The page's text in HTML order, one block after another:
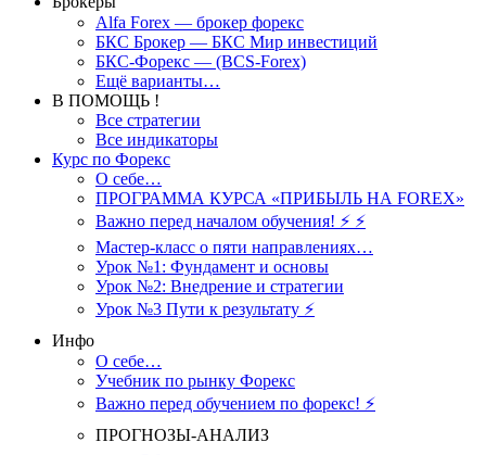
Alfa Forex — брокер форекс
БКС Брокер — БКС Мир инвестиций
БКС-Форекс — (BCS-Forex)
Ещё варианты…
В ПОМОЩЬ !
Все стратегии
Все индикаторы
Курс по Форекс
О себе…
ПРОГРАММА КУРСА «ПРИБЫЛЬ НА FOREX»
Важно перед началом обучения! ⚡ ⚡
Мастер-класс о пяти направлениях…
Урок №1: Фундамент и основы
Урок №2: Внедрение и стратегии
Урок №3 Пути к результату ⚡️
Инфо
О себе…
Учебник по рынку Форекс
Важно перед обучением по форекс! ⚡
ПРОГНОЗЫ-АНАЛИЗ